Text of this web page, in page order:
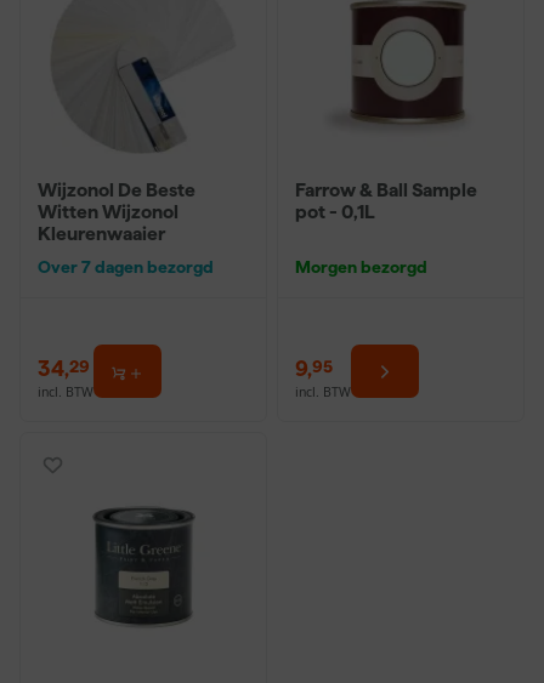
Wijzonol De Beste
Witten Wijzonol
Kleurenwaaier
Over 7 dagen bezorgd
34,29
incl. BTW
Farrow & Ball Sample
pot - 0,1L
Morgen bezorgd
9,95
incl. BTW